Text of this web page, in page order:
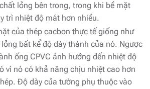
lỏng bên trong, trong khi bề mặt
trì nhiệt độ mát hơn nhiều.
của thép cacbon thực tế giống như
bất kể độ dày thành của nó. Ngược
ống CPVC ảnh hưởng đến nhiệt độ
vì nó có khả năng chịu nhiệt cao hơn
Độ dày của tường phụ thuộc vào